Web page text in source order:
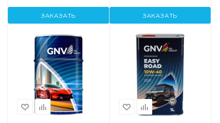
ЗАКАЗАТЬ ЗАКАЗАТЬ